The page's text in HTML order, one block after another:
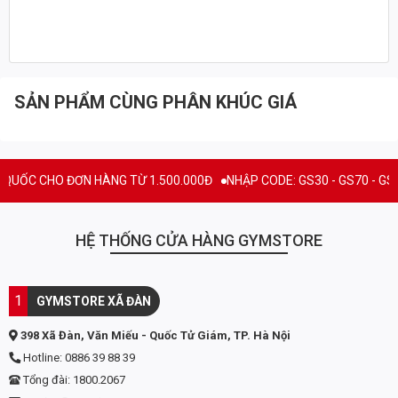
Serving size 2 viên
Đóng gói 60 viên ~ 30 lần dùng
LỢI ÍCH KHI DÙNG SPRINGLEAF WILD RED
KRILL OIL
• Hỗ trợ duy trì sức khỏe tim mạch
SẢN PHẨM CÙNG PHÂN KHÚC GIÁ
CHO ĐƠN HÀNG TỪ 1.500.000Đ NHẬP CODE: GS30 - GS70 -
HỆ THỐNG CỬA HÀNG GYMSTORE
1 GYMSTORE XÃ ĐÀN
398 Xã Đàn, Văn Miếu - Quốc Tử Giám, TP. Hà Nội
Hotline: 0886 39 88 39
Tổng đài: 1800.2067